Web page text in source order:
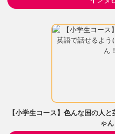
【小学生コース】色んな国の人
ゃん